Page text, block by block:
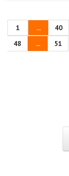
1 ... 40
48
... 51